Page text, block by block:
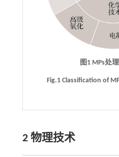
图1 MPs处
Fig.1 Classification of
2 物理技术